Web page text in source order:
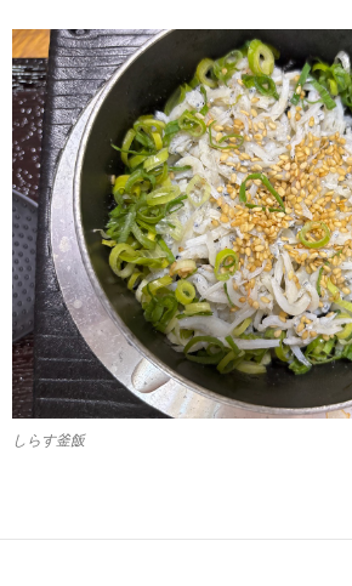
しらす釜飯